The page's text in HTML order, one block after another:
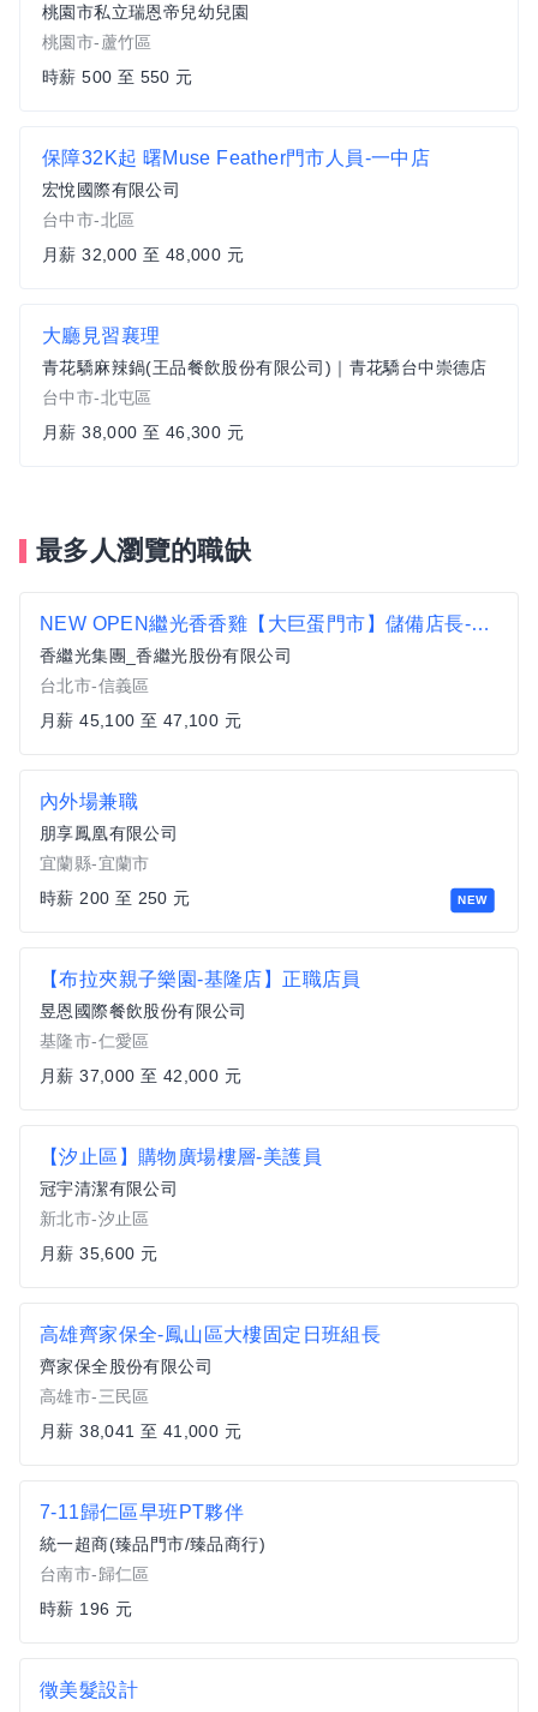
桃園市私立瑞恩帝兒幼兒園
桃園市-蘆竹區
時薪 500 至 550 元
保障32K起 曙Muse Feather門市人員-一中店
宏悅國際有限公司
台中市-北區
月薪 32,000 至 48,000 元
大廳見習襄理
青花驕麻辣鍋(王品餐飲股份有限公司)｜青花驕台中崇德店
台中市-北屯區
月薪 38,000 至 46,300 元
最多人瀏覽的職缺
NEW OPEN繼光香香雞【大巨蛋門市】儲備店長-薪45,100元起月休8-10日
香繼光集團_香繼光股份有限公司
台北市-信義區
月薪 45,100 至 47,100 元
NEW
內外場兼職
朋享鳳凰有限公司
宜蘭縣-宜蘭市
時薪 200 至 250 元
【布拉夾親子樂園-基隆店】正職店員
昱恩國際餐飲股份有限公司
基隆市-仁愛區
月薪 37,000 至 42,000 元
【汐止區】購物廣場樓層-美護員
冠宇清潔有限公司
新北市-汐止區
月薪 35,600 元
高雄齊家保全-鳳山區大樓固定日班組長
齊家保全股份有限公司
高雄市-三民區
月薪 38,041 至 41,000 元
7-11歸仁區早班PT夥伴
統一超商(臻品門市/臻品商行)
台南市-歸仁區
時薪 196 元
徵美髮設計